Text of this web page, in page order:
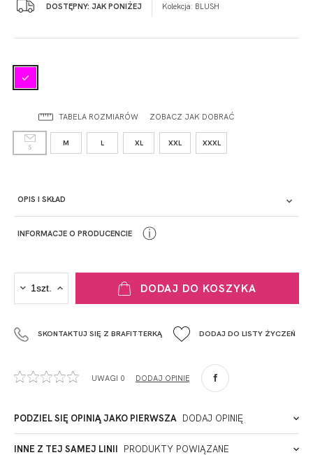
DOSTĘPNY: JAK PONIŻEJ Kolekcja: BLUSH
TABELA ROZMIARÓW ZOBACZ JAK DOBRAĆ
S M L XL XXL XXXL
OPIS I SKŁAD
INFORMACJE O PRODUCENCIE
Fashiontex Group Sp.z o.o. Spółka komandytowa
+48 42 719 43 15
90-057
Polska
ADRES PUNKTU KONTAKTOWEGO
ⓘ
DODAJ DO KOSZYKA
SKONTAKTUJ SIĘ Z BRAFITTERKĄ DODAJ DO LISTY ŻYCZEŃ
UWAGI 0 DODAJ OPINIĘ
PODZIEL SIĘ OPINIĄ JAKO PIERWSZA DODAJ OPINIĘ
INNE Z TEJ SAMEJ LINII PRODUKTY POWIĄZANE